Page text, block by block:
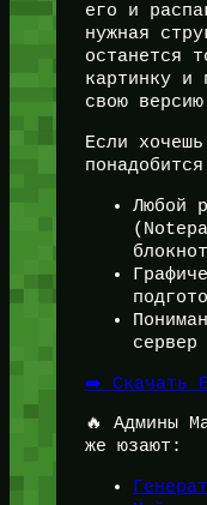
его и
нужная
останется
картинку и
свою
Если
Любой
сервер
➡️ Скачать
🔥 Админы
же юзают: